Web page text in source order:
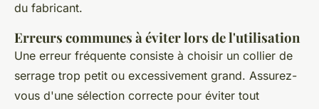
du fabricant.
Erreurs communes à éviter lors de l'utilisation
Une erreur fréquente consiste à choisir un collier de
serrage trop petit ou excessivement grand. Assurez-
vous d'une sélection correcte pour éviter tout